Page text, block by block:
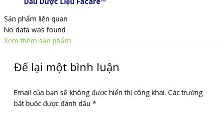
Sản phẩm liên quan
No data was found
Xem thêm sản phẩm
Để lại một bình luận
Email của bạn sẽ không được hiển thị công khai. Các trường
bắt buộc được đánh dấu *